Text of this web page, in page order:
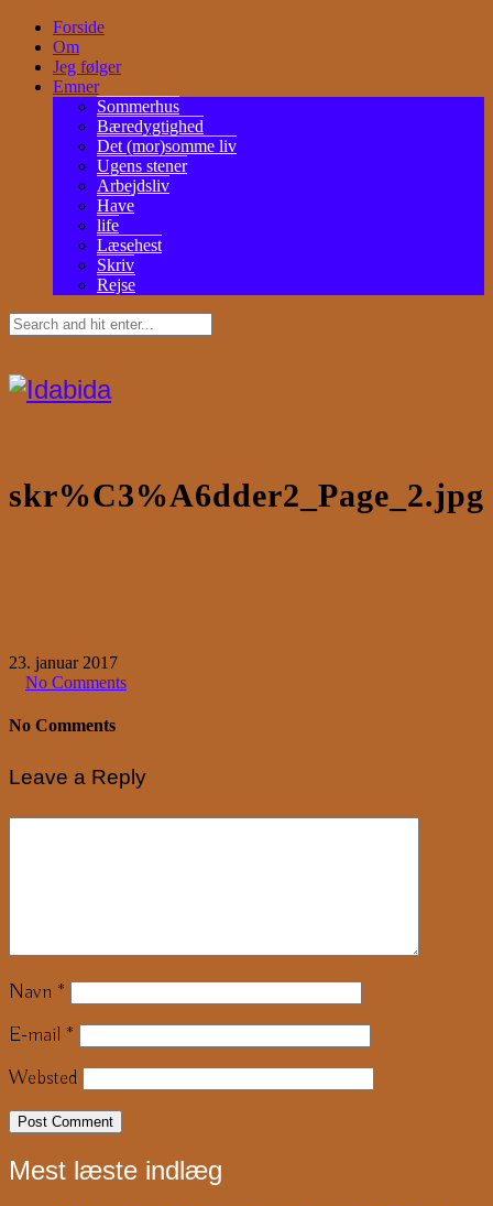
Forside
Om
Jeg følger
Emner
Sommerhus
Bæredygtighed
Det (mor)somme liv
Ugens stener
Arbejdsliv
Have
life
Læsehest
Skriv
Rejse
skr%C3%A6dder2_Page_2.jpg
23. januar 2017
No Comments
No Comments
Leave a Reply
Navn *
E-mail *
Websted
Mest læste indlæg